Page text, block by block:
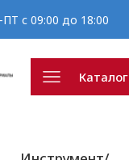
с 09:00 до 18:00
Каталог